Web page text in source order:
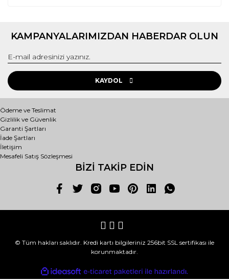
KAMPANYALARIMIZDAN HABERDAR OLUN
KAYDOL
Ödeme ve Teslimat
Gizlilik ve Güvenlik
Garanti Şartları
İade Şartları
İletişim
Mesafeli Satış Sözleşmesi
BİZİ TAKİP EDİN
© Tüm hakları saklıdır. Kredi kartı bilgileriniz 256bit SSL sertifikası ile
korunmaktadır.
ideasoft
e-